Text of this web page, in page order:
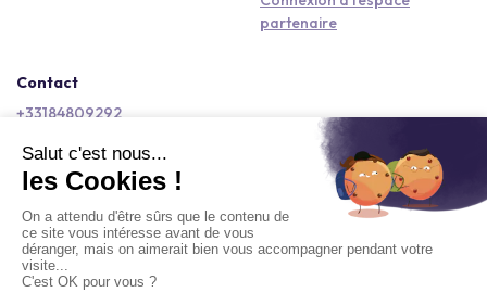
partenaire
Contact
+33184809292
Copyright © 2026 Kactus Tous droits réservés
Conditions générales d'utilisation
Mentions légales
Signaler un contenu